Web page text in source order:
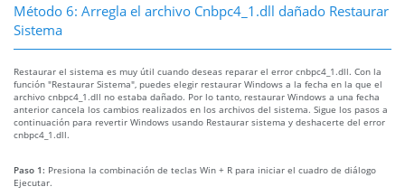
Método 6: Arregla el archivo Cnbpc4_1.dll dañado Restaurar
Sistema
Restaurar el sistema es muy útil cuando deseas reparar el error cnbpc4_1.dll. Con la
función "Restaurar Sistema", puedes elegir restaurar Windows a la fecha en la que el
archivo cnbpc4_1.dll no estaba dañado. Por lo tanto, restaurar Windows a una fecha
anterior cancela los cambios realizados en los archivos del sistema. Sigue los pasos a
continuación para revertir Windows usando Restaurar sistema y deshacerte del error
cnbpc4_1.dll.
Paso 1: Presiona la combinación de teclas Win + R para iniciar el cuadro de diálogo
Ejecutar.